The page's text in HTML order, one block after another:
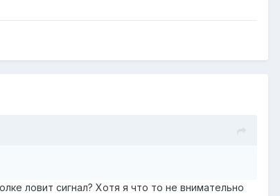
ловит сигнал? Хотя я что то не внимательно